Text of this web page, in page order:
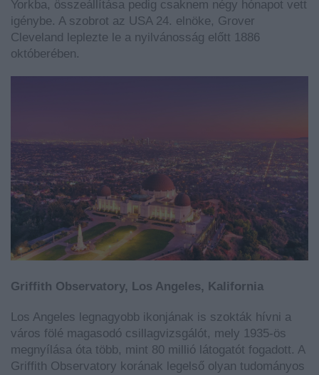
Yorkba, összeállítása pedig csaknem négy hónapot vett
igénybe. A szobrot az USA 24. elnöke, Grover
Cleveland leplezte le a nyilvánosság előtt 1886
októberében.
Griffith Observatory, Los Angeles, Kalifornia
Los Angeles legnagyobb ikonjának is szokták hívni a
város fölé magasodó csillagvizsgálót, mely 1935-ös
megnyílása óta több, mint 80 millió látogatót fogadott. A
Griffith Observatory korának legelső olyan tudományos